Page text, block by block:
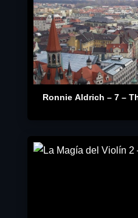
Ronnie Aldrich – 7 –